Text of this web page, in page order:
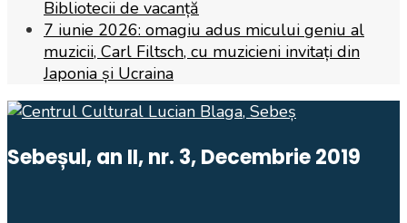
Bibliotecii de vacanță
7 iunie 2026: omagiu adus micului geniu al
muzicii, Carl Filtsch, cu muzicieni invitați din
Japonia și Ucraina
Sebeșul, an II, nr. 3, Decembrie 2019